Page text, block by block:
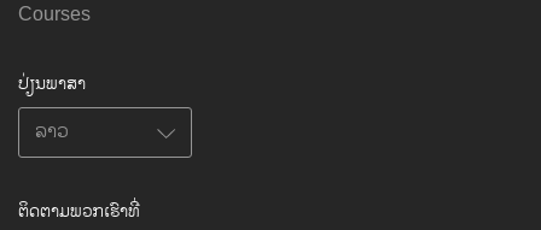
Courses
ປ່ຽນພາສາ
ຕິດຕາມພວກເຮົາທີ່